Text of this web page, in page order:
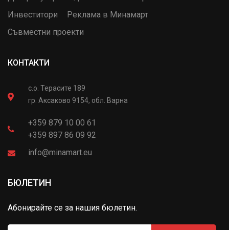
Инвеститори
Реклама в Минамарт
Съвместни проекти
КОНТАКТИ
с.о. Терасите 189
гр. Аксаково 9154, обл. Варна
+359 879 10 00 61
+359 897 86 09 92
info@minamart.eu
БЮЛЕТИН
Абонирайте се за нашия бюлетин.